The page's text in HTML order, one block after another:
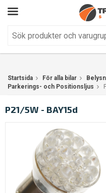
Kundservice
Startsida För alla bilar
Parkerings- och Positionsljus
P21/5W - BAY15d